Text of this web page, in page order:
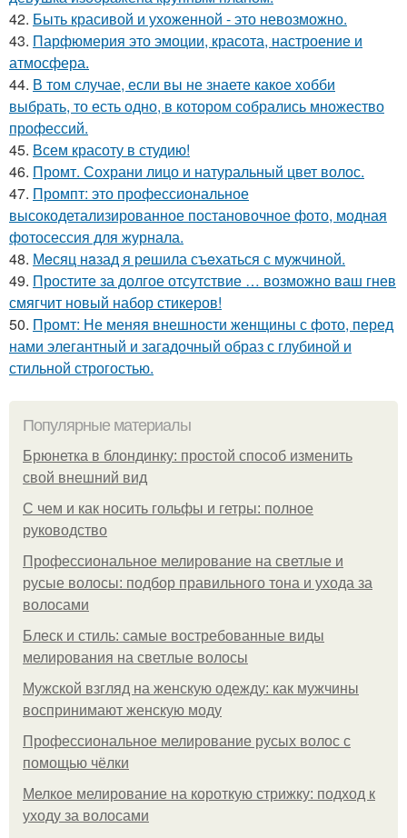
42. Быть красивой и ухоженной - это невозможно.
43. Парфюмерия это эмоции, красота, настроение и
атмосфера.
44. В том случае, если вы не знаете какое хобби
выбрать, то есть одно, в котором собрались множество
профессий.
45. Всем красоту в студию!
46. Промт. Сохрани лицо и натуральный цвет волос.
47. Промпт: это профессиональное
высокодетализированное постановочное фото, модная
фотосессия для журнала.
48. Мeсяц нaзад я рeшила съeхаться с мужчиной.
49. Простите за долгое отсутствие … возможно ваш гнев
смягчит новый набор стикеров!
50. Промт: Не меняя внешности женщины с фото, перед
нами элегантный и загадочный образ с глубиной и
стильной строгостью.
Популярные материалы
Брюнетка в блондинку: простой способ изменить
свой внешний вид
С чем и как носить гольфы и гетры: полное
руководство
Профессиональное мелирование на светлые и
русые волосы: подбор правильного тона и ухода за
волосами
Блеск и стиль: самые востребованные виды
мелирования на светлые волосы
Мужской взгляд на женскую одежду: как мужчины
воспринимают женскую моду
Профессиональное мелирование русых волос с
помощью чёлки
Мелкое мелирование на короткую стрижку: подход к
уходу за волосами